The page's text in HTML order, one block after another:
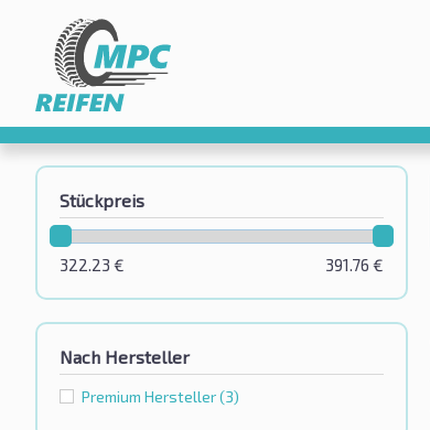
Stückpreis
391.76 €
322.23 €
Nach Hersteller
Premium Hersteller(3)